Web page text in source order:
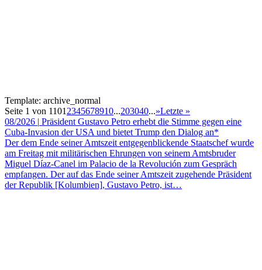
Template: archive_normal
Seite 1 von 1101 2345678910...203040...»Letzte »
08/2026 | Präsident Gustavo Petro erhebt die Stimme gegen eine
Cuba-Invasion der USA und bietet Trump den Dialog an*
Der dem Ende seiner Amtszeit entgegenblickende Staatschef wurde
am Freitag mit militärischen Ehrungen von seinem Amtsbruder
Miguel Díaz-Canel im Palacio de la Revolución zum Gespräch
empfangen. Der auf das Ende seiner Amtszeit zugehende Präsident
der Republik [Kolumbien], Gustavo Petro, ist…